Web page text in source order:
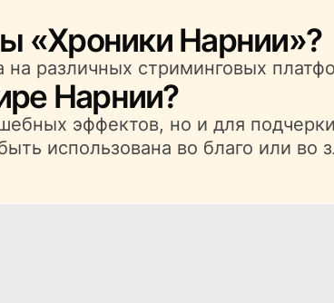
«Хроники Нарнии»?
различных стриминговых
Нарнии?
эффектов, но и для
использована во благо или во